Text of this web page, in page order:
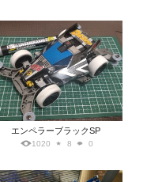
エンペラーブラックSP
1020 8 0